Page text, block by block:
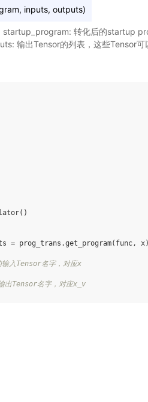
inputs, outputs)
转化后的startup
输出Tensor的列表，这些Tensor可
()
= prog_trans .get_program( func , x)
Tensor名字，对应x
Tensor名字，对应x_v